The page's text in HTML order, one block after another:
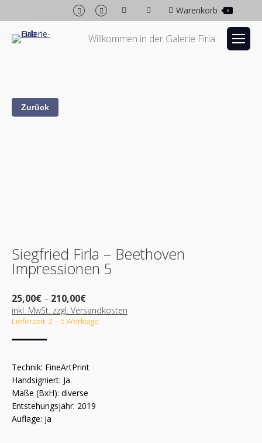
Facebook
page
opens
Instagram
page
opens
in
Warenkorb 0
Willkommen in der Galerie Firla
Siegfried Firla – Beethoven
Impressionen 5
25,00€– 210,00€Preisspanne:
25,00€
bis
210,00€
inkl. MwSt. zzgl. Versandkosten
Lieferzeit: 2 – 5 Werktage
Technik: FineArtPrint
Handsigniert: Ja
Maße (BxH): diverse
Entstehungsjahr: 2019
Auflage: ja